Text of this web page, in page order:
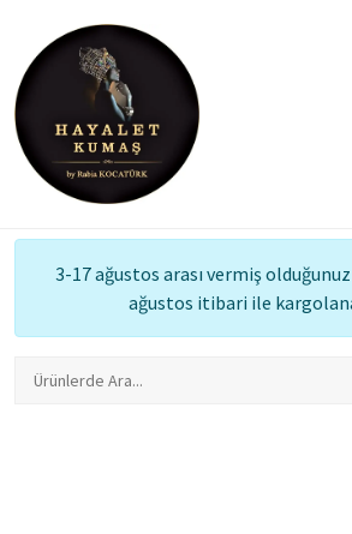
3-17 ağustos arası vermiş
ağustos itibari ile